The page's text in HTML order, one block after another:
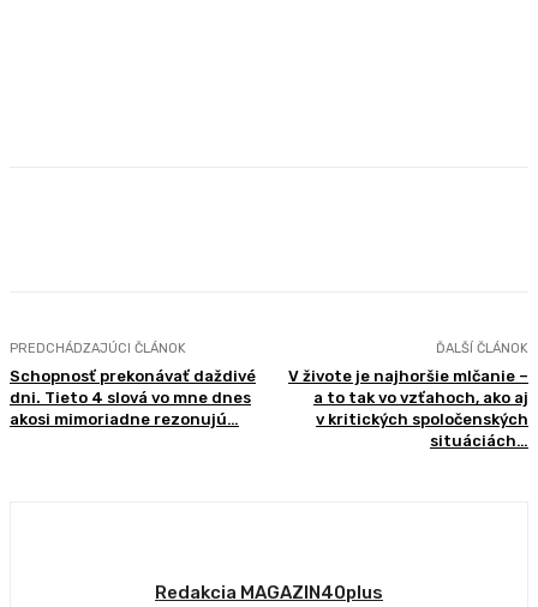
PREDCHÁDZAJÚCI ČLÁNOK
Schopnosť prekonávať daždivé
dni. Tieto 4 slová vo mne dnes
akosi mimoriadne rezonujú…
ĎALŠÍ ČLÁNOK
V živote je najhoršie mlčanie –
a to tak vo vzťahoch, ako aj
v kritických spoločenských
situáciách…
Redakcia MAGAZIN40plus